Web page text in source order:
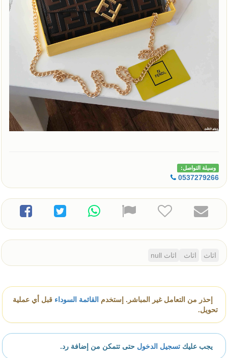
وسيلة التواصل:
0537279266
اثاث اثاث اثاث null
إحذر من التعامل غير المباشر. إستخدم القائمة السوداء قبل أي عملية
تحويل.
يجب عليك تسجيل الدخول حتى تتمكن من إضافة رد.